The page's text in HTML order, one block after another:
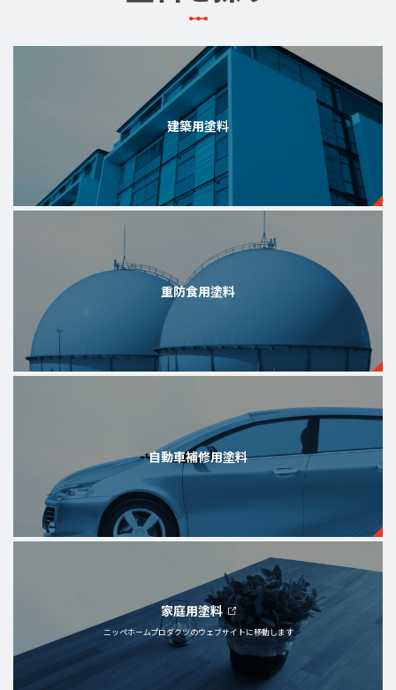
建築用塗料
重防食用塗料
自動車補修用塗料
家庭用塗料
ニッペホームプロダクツのウェブサイトに移動します